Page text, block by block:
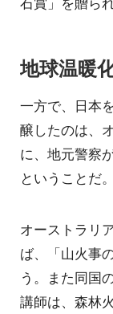
地球温暖
一方で、日本
醸したのは、
に、地元警察
ということだ。
オーストラリ
ば、「山火事
う。また同国
講師は、森林